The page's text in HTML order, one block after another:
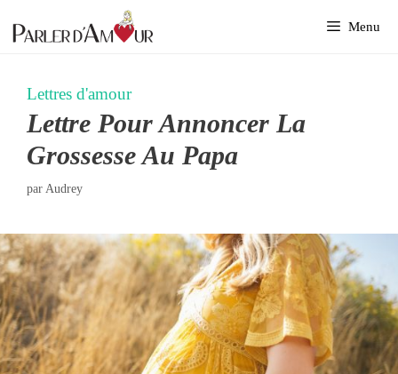
au
Menu
Lettres d'amour
Lettre Pour Annoncer La
Grossesse Au Papa
par Audrey